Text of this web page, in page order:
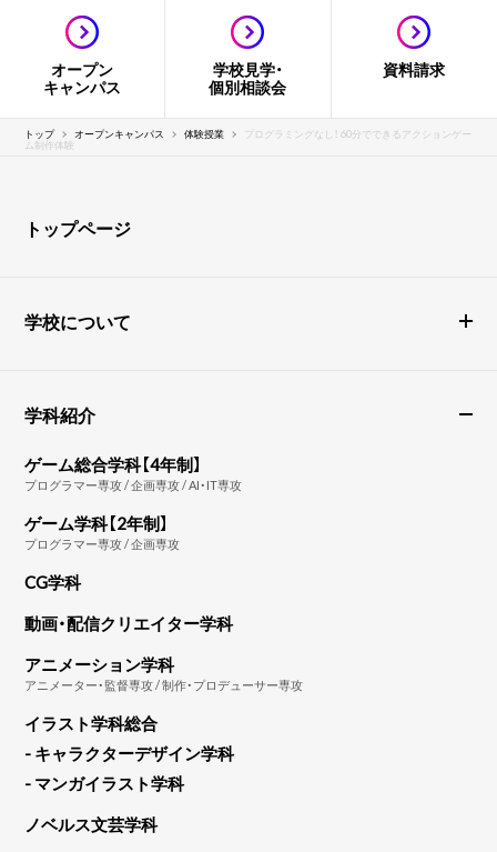
オープン
キャンパス
学校見学・
個別相談会
資料請求
トップ オープンキャンパス 体験授業 プログラミングなし！ 60分でできるアクションゲー
ム制作体験
トップページ
学校について
学科紹介
ゲーム総合学科【4年制】
プログラマー専攻 / 企画専攻 / AI・IT専攻
ゲーム学科【2年制】
プログラマー専攻 / 企画専攻
CG学科
動画・配信クリエイター学科
アニメーション学科
アニメーター・監督専攻 / 制作・プロデューサー専攻
イラスト学科総合
- キャラクターデザイン学科
- マンガイラスト学科
ノベルス文芸学科